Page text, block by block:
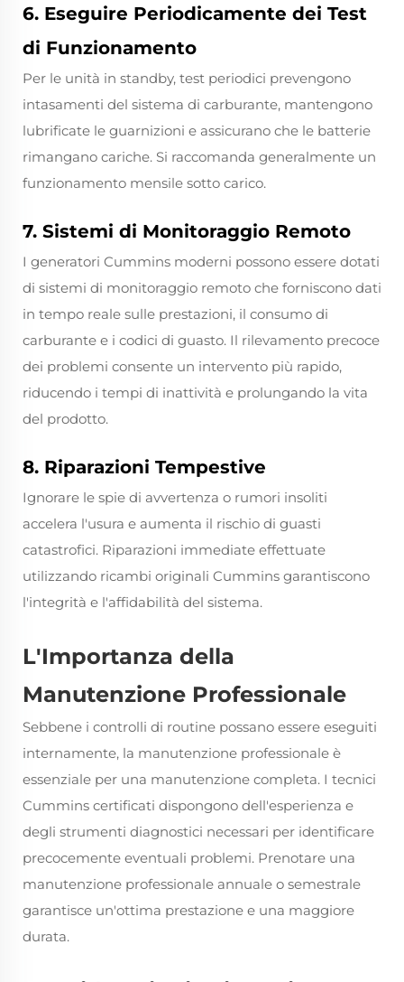
6. Eseguire Periodicamente dei Test
di Funzionamento
Per le unità in standby, test periodici prevengono
intasamenti del sistema di carburante, mantengono
lubrificate le guarnizioni e assicurano che le batterie
rimangano cariche. Si raccomanda generalmente un
funzionamento mensile sotto carico.
7. Sistemi di Monitoraggio Remoto
I generatori Cummins moderni possono essere dotati
di sistemi di monitoraggio remoto che forniscono dati
in tempo reale sulle prestazioni, il consumo di
carburante e i codici di guasto. Il rilevamento precoce
dei problemi consente un intervento più rapido,
riducendo i tempi di inattività e prolungando la vita
del prodotto.
8. Riparazioni Tempestive
Ignorare le spie di avvertenza o rumori insoliti
accelera l'usura e aumenta il rischio di guasti
catastrofici. Riparazioni immediate effettuate
utilizzando ricambi originali Cummins garantiscono
l'integrità e l'affidabilità del sistema.
L'Importanza della
Manutenzione Professionale
Sebbene i controlli di routine possano essere eseguiti
internamente, la manutenzione professionale è
essenziale per una manutenzione completa. I tecnici
Cummins certificati dispongono dell'esperienza e
degli strumenti diagnostici necessari per identificare
precocemente eventuali problemi. Prenotare una
manutenzione professionale annuale o semestrale
garantisce un'ottima prestazione e una maggiore
durata.